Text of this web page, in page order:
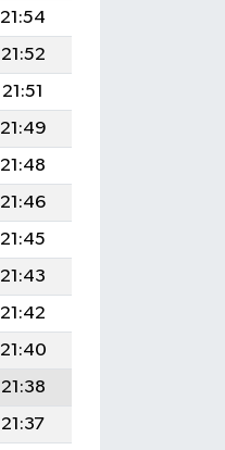
21:54
21:52
21:51
21:49
21:48
21:46
21:45
21:43
21:42
21:40
21:38
21:37